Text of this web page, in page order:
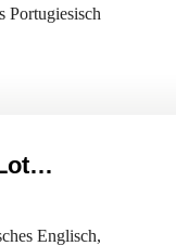
Portugiesisch
Englisch,